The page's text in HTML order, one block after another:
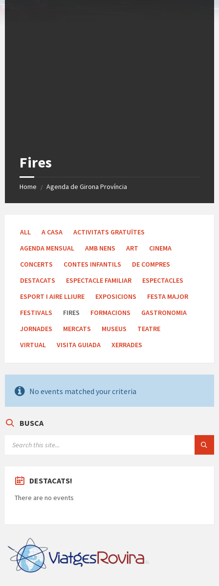
Fires
Home / Agenda de Girona Província
ALL A CASA
ACTIVITATS GRATUÏTES
AGENDA MENSUAL
AMB NENS ART
CINEMA
CONCERTS
CONTES INFANTILS
DE COMPRES
DESTACATS
ESPECTACLE FAMILIAR
ESPECTACLES
ESPORT I AIRE LLIURE
EXPOSICIONS
FESTA MAJOR
FESTIVALS
FIRES FORMACIONS
GASTRONOMIA
JORNADES
MERCATS MUSEUS
TEATRE
VIRTUAL
VISITA GUIADA XERRADES
No events matched your criteria
BUSCA
DESTACATS!
There are no events